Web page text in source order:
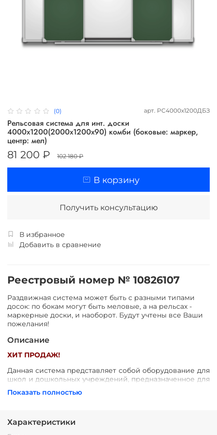
(0) арт. РС4000х1200ДБЗ
Рельсовая система для инт. доски
4000х1200(2000х1200х90) комби (боковые: маркер,
центр: мел)
81 200 ₽ 102 180 ₽
В корзину
Получить консультацию
В избранное
Добавить в сравнение
Реестровый номер № 10826107
Раздвижная система может быть с разными типами
досок: по бокам могут быть меловые, а на рельсах -
маркерные доски, и наоборот. Будут учтены все Ваши
пожелания!
Описание
ХИТ ПРОДАЖ!
Данная система представляет собой оборудование для
школ и дошкольных учреждений, предназначенное для
экономии ученического пространства и удобства
преподавателей.
писания мелом, либо маркером), две из которых
Показать полностью
Характеристики